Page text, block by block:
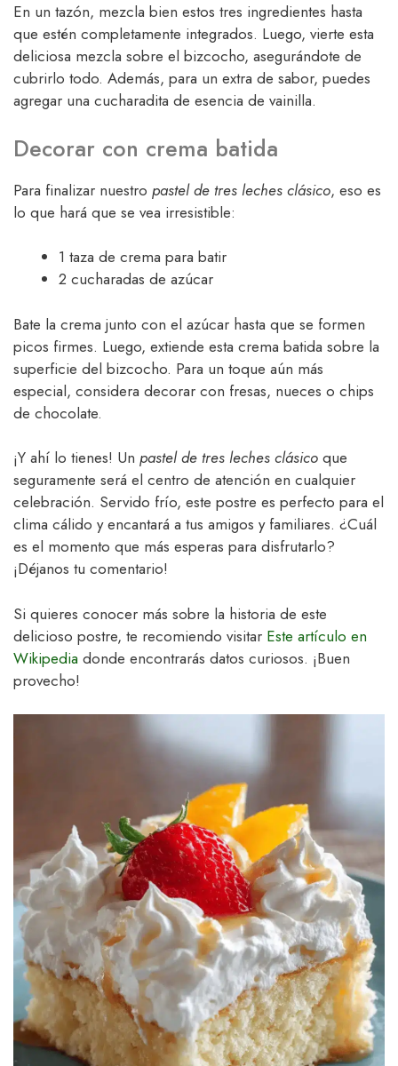
En un tazón, mezcla bien estos tres ingredientes hasta
que estén completamente integrados. Luego, vierte esta
deliciosa mezcla sobre el bizcocho, asegurándote de
cubrirlo todo. Además, para un extra de sabor, puedes
agregar una cucharadita de esencia de vainilla.
Decorar con crema batida
Para finalizar nuestro pastel de tres leches clásico, eso es
lo que hará que se vea irresistible:
1 taza de crema para batir
2 cucharadas de azúcar
Bate la crema junto con el azúcar hasta que se formen
picos firmes. Luego, extiende esta crema batida sobre la
superficie del bizcocho. Para un toque aún más
especial, considera decorar con fresas, nueces o chips
de chocolate.
¡Y ahí lo tienes! Un pastel de tres leches clásico que
seguramente será el centro de atención en cualquier
celebración. Servido frío, este postre es perfecto para el
clima cálido y encantará a tus amigos y familiares. ¿Cuál
es el momento que más esperas para disfrutarlo?
¡Déjanos tu comentario!
Si quieres conocer más sobre la historia de este
delicioso postre, te recomiendo visitar Este artículo en
Wikipedia donde encontrarás datos curiosos. ¡Buen
provecho!